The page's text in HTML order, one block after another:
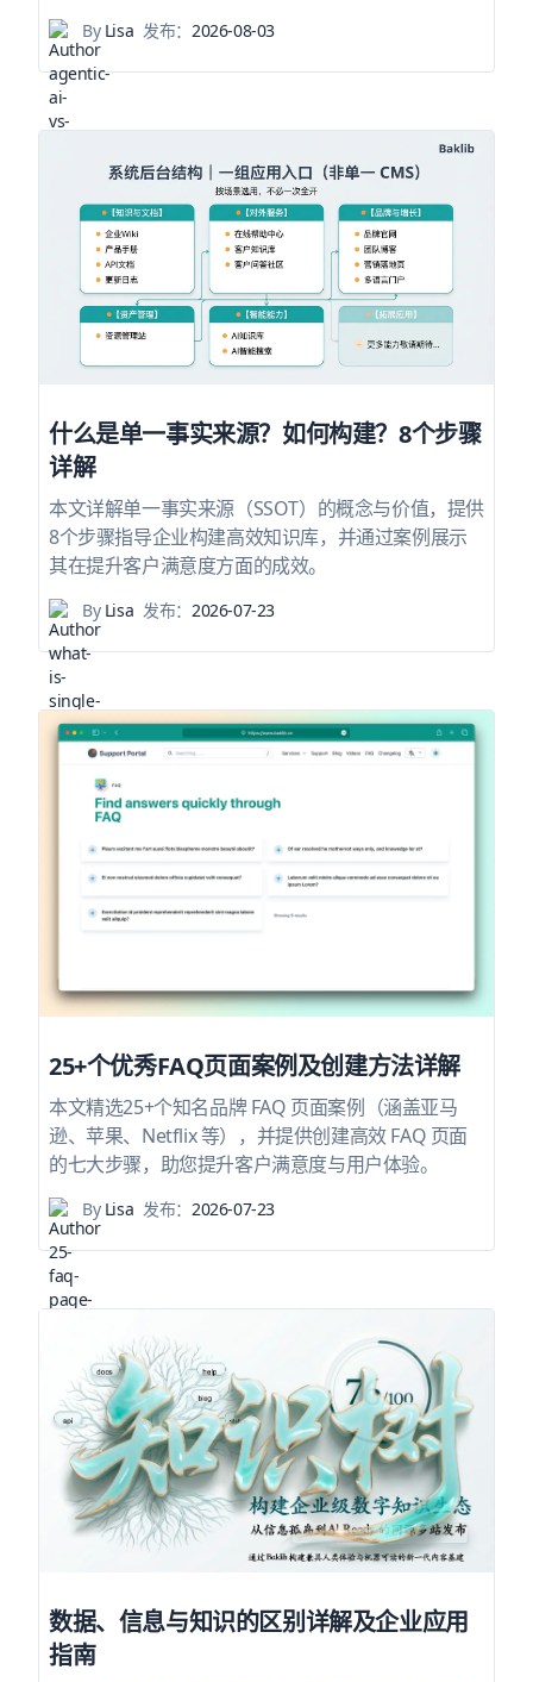
ByLisa 发布：2026-08-03
什么是单一事实来源？如何构建？8个步骤
详解
本文详解单一事实来源（SSOT）的概念与价值，提供
8个步骤指导企业构建高效知识库，并通过案例展示
其在提升客户满意度方面的成效。
ByLisa 发布：2026-07-23
25+个优秀FAQ页面案例及创建方法详解
本文精选25+个知名品牌 FAQ 页面案例（涵盖亚马
逊、苹果、Netflix 等），并提供创建高效 FAQ 页面
的七大步骤，助您提升客户满意度与用户体验。
ByLisa 发布： 2026-07-23
数据、信息与知识的区别详解及企业应用
指南